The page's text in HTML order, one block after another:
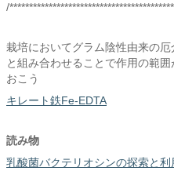
/
栽培においてグラム陰性由来の
と組み合わせることで作用の範
おこう
キレート鉄Fe-EDTA
読み物
乳酸菌バクテリオシンの探索と